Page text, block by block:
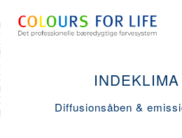
Diffusionsåben &